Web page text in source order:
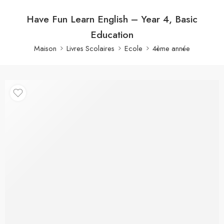
Have Fun Learn English – Year 4, Basic
Education
Maison Livres Scolaires Ecole 4ème année